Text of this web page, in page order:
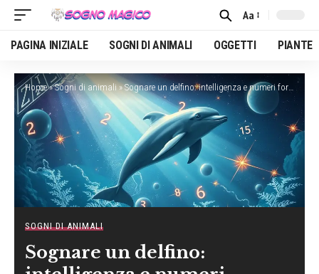
Font
Resizer
Aa
PAGINA INIZIALE SOGNI DI ANIMALI OGGETTI PIANTE
Home»Sogni di animali»Sognare un delfino: intelligenza e numeri fortunati
SOGNI DI ANIMALI
Sognare un delfino: